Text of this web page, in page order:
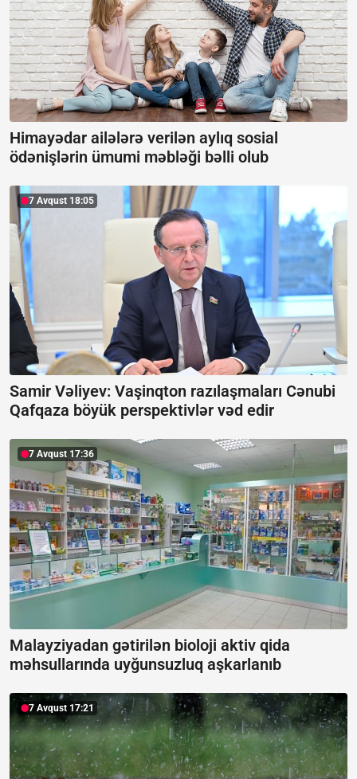
Himayədar ailələrə verilən aylıq sosial
ödənişlərin ümumi məbləği bəlli olub
7 Avqust 18:05
Samir Vəliyev: Vaşinqton razılaşmaları Cənubi
Qafqaza böyük perspektivlər vəd edir
7 Avqust 17:36
Malayziyadan gətirilən bioloji aktiv qida
məhsullarında uyğunsuzluq aşkarlanıb
7 Avqust 17:21